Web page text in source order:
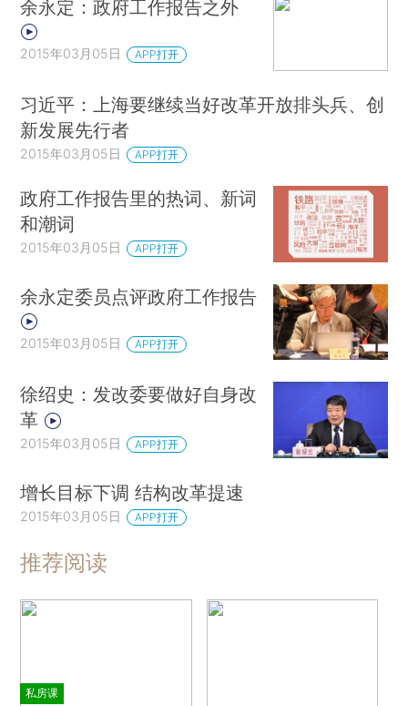
余永定：政府工作报告之外
2015年03月05日 APP打开
习近平：上海要继续当好改革开放排头兵、创
新发展先行者
2015年03月05日 APP打开
政府工作报告里的热词、新词
和潮词
2015年03月05日 APP打开
余永定委员点评政府工作报告
2015年03月05日 APP打开
徐绍史：发改委要做好自身改
革
2015年03月05日 APP打开
增长目标下调 结构改革提速
2015年03月05日 APP打开
推荐阅读
私房课